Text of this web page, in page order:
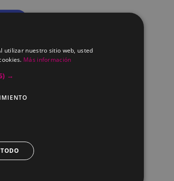
utilizar nuestro sitio web, usted
Más información
→